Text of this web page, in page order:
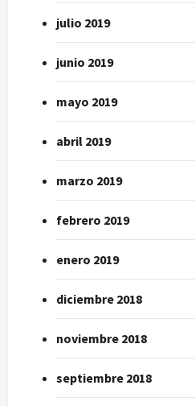
julio 2019
junio 2019
mayo 2019
abril 2019
marzo 2019
febrero 2019
enero 2019
diciembre 2018
noviembre 2018
septiembre 2018